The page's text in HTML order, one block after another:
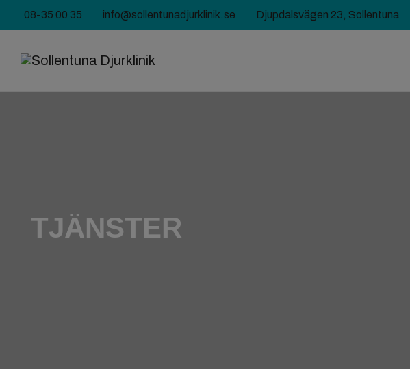
08-35 00 35 info@sollentunadjurklinik.se Djupdalsvägen 23, Sollentuna
TJÄNSTER